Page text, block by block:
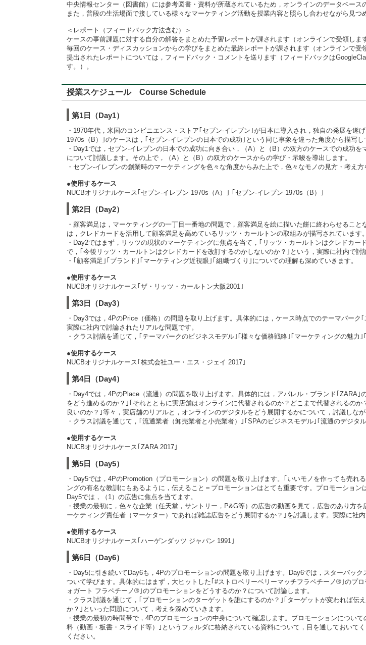
中央情報センター（図書館）には参考図書・資料が所蔵されているため，オンラインのデータベース
また，普段の生活場面で接している様々なマーケティング活動を授業内容と照らし合わせながら見つ
＜レポート（フィードバック方法含む）＞
ケースの事前課題に対する自分の解答をまとめた予習レポートが課されます（オンラインで受領しま
毎回のケース・ディスカッションからの学びをまとめた最終レポートが課されます（オンラインで受
提出されたレポートについては，フィードバック・コメントを送ります（フィードバックは
す。）。
授業スケジュール Course Schedule
第1日（Day1）
・1970年代，米国のコンビニエンス・ストア｢セブン-イレブン｣が日本に導入され，独自の発展を
1970s（B）｣のケースは，｢セブン-イレブンの日本での成功｣という同じ事象を違った角度から描写し
・Day1では，セブン-イレブンの日本での成功に向き合い，（A）と（B）の双方のケースでの成功
について討議します。その上で，（A）と（B）の双方のケースからの学び・示唆を導出します。
・セブン-イレブンの創業時のマーケティングを色々な角度からみた上で，色々なモノの見方・考え
●使用するケース
NUCBオリジナルケース｢セブン-イレブン 1970s（A）｣ ｢セブン-イレブン 1970s（B）｣
第2日（Day2）
・顧客満足は，マーケティングの一丁目一番地の問題で，顧客満足を絵に描いた餅に終わらせるこ
は，クレドカードを活用して顧客満足を高めているリッツ・カールトンの取組みが描写されています。
・Day2ではまず，リッツの現状のマーケティングに焦点を当て，｢リッツ・カールトンはクレドカ
で，｢今後リッツ・カールトンはクレドカードを改訂するのかしないのか？｣という，実際に社内で討
・｢顧客満足｣｢ブランド｣｢マーケティング近視眼｣｢組織づくり｣についての理解も深めていきます。
●使用するケース
NUCBオリジナルケース｢ザ・リッツ・カールトン大阪2001｣
第3日（Day3）
・Day3では，4PのPrice（価格）の問題を取り上げます。具体的には，ケース時点でのテーマパー
実際に社内で討論されたリアルな問題です。
・クラス討議を通じて，｢テーマパークのビジネスモデル｣｢様々な価格戦略｣｢マーケティングの魅力
●使用するケース
NUCBオリジナルケース｢株式会社ユー・エス・ジェイ 2017｣
第4日（Day4）
・Day4では，4PのPlace（流通）の問題を取り上げます。具体的には，アパレル・ブランド｢ZARA
をどう進めるのか？｣｢それとともに実店舗はオンラインに代替されるのか？どこまで代替されるの
良いのか？｣等々，実店舗のリアルと，オンラインのデジタルをどう展開するかについて，討議しなが
・クラス討議を通じて，｢流通業者（卸売業者と小売業者）｣｢SPAのビジネスモデル｣｢流通のデジタ
●使用するケース
NUCBオリジナルケース｢ZARA 2017｣
第5日（Day5）
・Day5では，4PのPromotion（プロモーション）の問題を取り上げます。｢いいモノを作っても売
ングの有名な教訓にもあるように，伝えること＝プロモーションはとても重要です。プロモーショ
Day5では，（1）の広告に焦点を当てます。
・授業の最初に，色々な企業（任天堂，サントリー，P&G等）の広告の動画を見て，広告のあり方
ーケティング責任者（マーケター）であれば雑誌広告をどう展開するか？｣を討議します。実際に社
●使用するケース
NUCBオリジナルケース｢ハーゲンダッツ ジャパン 1991｣
第6日（Day6）
・Day5に引き続いてDay6も，4Pのプロモーションの問題を取り上げます。Day6では，スターバッ
ついて学びます。具体的にはまず，大ヒットした｢#ストロベリーベリーマッチフラペチーノ®｣のプ
ォガート フラペチーノ®｣のプロモーションをどうするのか？について討論します。
・クラス討議を通じて，｢プロモーションのターゲットを誰にするのか？｣｢ターゲットが変われば
か？｣といった問題について，考えを深めていきます。
・授業の最初の時間帯で，4Pのプロモーションの中身について確認します。プロモーションについ
料（動画・板書・スライド等）｣というフォルダに格納されている資料について，目を通しておいて
ください。